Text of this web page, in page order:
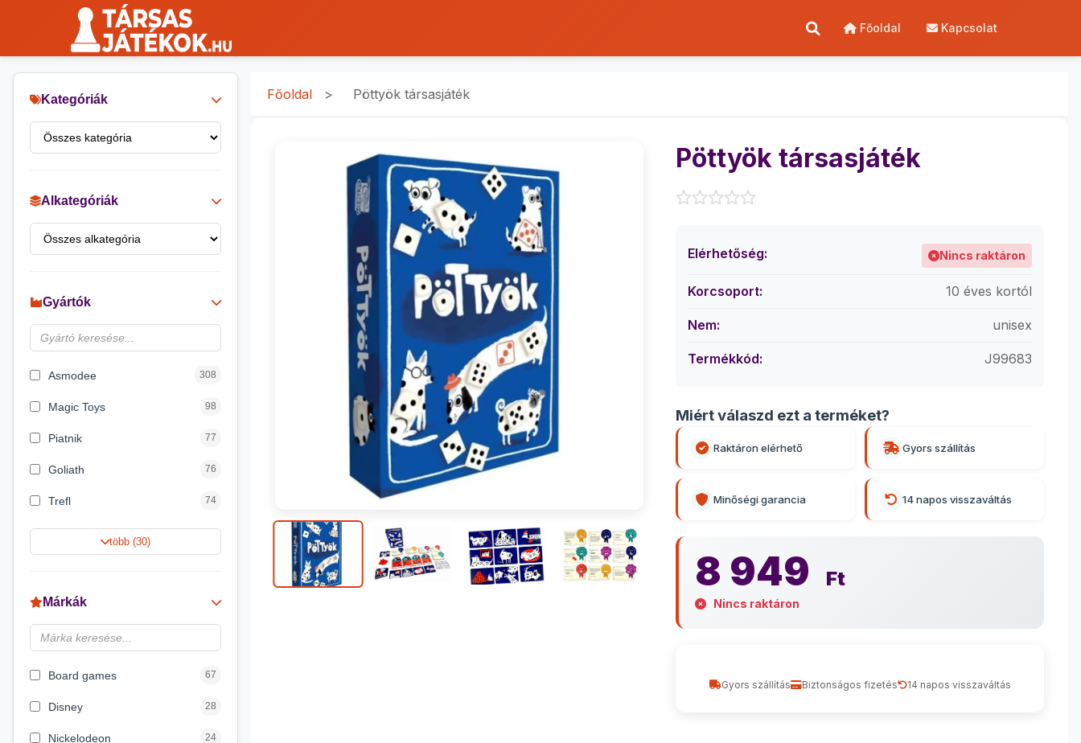
Főoldal Kapcsolat
Kategóriák
Alkategóriák
Gyártók
Asmodee 308
Magic Toys 98
Piatnik 77
Goliath 76
Trefl 74
Keller&Mayer 60
Spin Master
Delta Vision 28
több (30)
Márkák
Board games 67
Disney 28
Nickelodeon 24
Főoldal > Pöttyök társasjáték
Pöttyök társasjáték
Elérhetőség: Nincs raktáron
Korcsoport: 10 éves kortól
Nem: unisex
Termékkód: J99683
Miért válaszd ezt a terméket?
Raktáron elérhető Gyors szállítás
Minőségi garancia 14 napos visszaváltás
8 949 Ft
Nincs raktáron
Gyors szállítás Biztonságos fizetés 14 napos visszaváltás